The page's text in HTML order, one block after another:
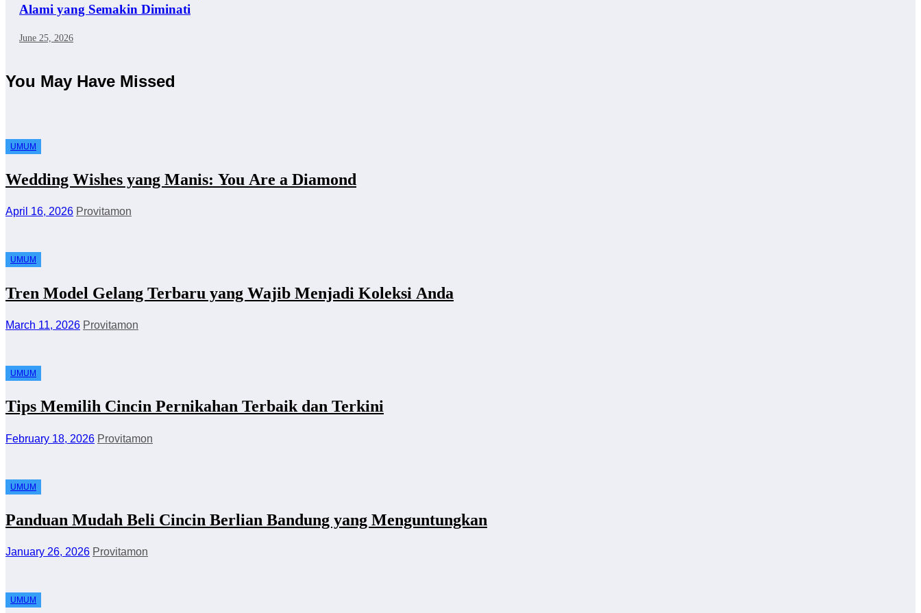
Alami yang Semakin Diminati
June 25, 2026
You May Have Missed
UMUM
Wedding Wishes yang Manis: You Are a Diamond
April 16, 2026 Provitamon
UMUM
Tren Model Gelang Terbaru yang Wajib Menjadi Koleksi Anda
March 11, 2026 Provitamon
UMUM
Tips Memilih Cincin Pernikahan Terbaik dan Terkini
February 18, 2026 Provitamon
UMUM
Panduan Mudah Beli Cincin Berlian Bandung yang Menguntungkan
January 26, 2026 Provitamon
UMUM